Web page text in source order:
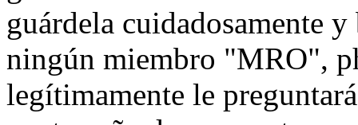
guárdela cuidadosamente
ningún miembro "MRO",
legítimamente le